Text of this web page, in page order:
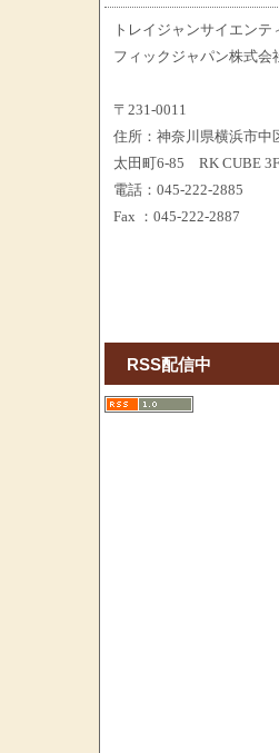
トレイジャンサイエンテ
フィックジャパン株式会
〒231-0011
住所：神奈川県横浜市中
太田町6-85 RK CUBE 3F
電話：045-222-2885
Fax ：045-222-2887
RSS配信中